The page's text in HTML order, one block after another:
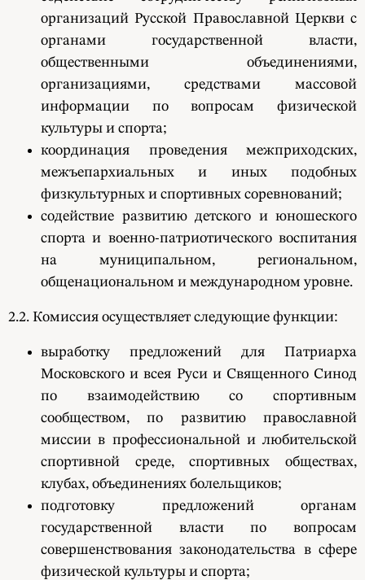
организаций Русской Православной Церкви с
органами государственной власти,
общественными объединениями,
организациями, средствами массовой
информации по вопросам физической
культуры и спорта;
координация проведения межприходских,
межъепархиальных и иных подобных
физкультурных и спортивных соревнований;
содействие развитию детского и юношеского
спорта и военно-патриотического воспитания
на муниципальном, региональном,
общенациональном и международном уровне.
2.2. Комиссия осуществляет следующие функции:
выработку предложений для Патриарха
Московского и всея Руси и Священного Синод
по взаимодействию со спортивным
сообществом, по развитию православной
миссии в профессиональной и любительской
спортивной среде, спортивных обществах,
клубах, объединениях болельщиков;
подготовку предложений органам
государственной власти по вопросам
совершенствования законодательства в сфере
физической культуры и спорта;